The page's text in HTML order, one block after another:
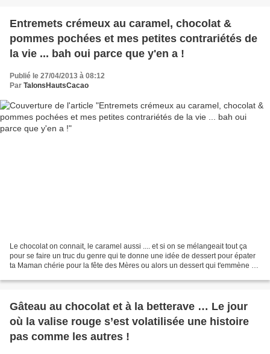
Entremets crémeux au caramel, chocolat &
pommes pochées et mes petites contrariétés de
la vie ... bah oui parce que y'en a !
Publié le 27/04/2013 à 08:12
Par TalonsHautsCacao
Le chocolat on connait, le caramel aussi .... et si on se mélangeait tout ça
pour se faire un truc du genre qui te donne une idée de dessert pour épater
ta Maman chérie pour la fête des Mères ou alors un dessert qui t'emmène au
Gâteau au chocolat et à la betterave … Le jour
où la valise rouge s’est volatilisée une histoire
pas comme les autres !